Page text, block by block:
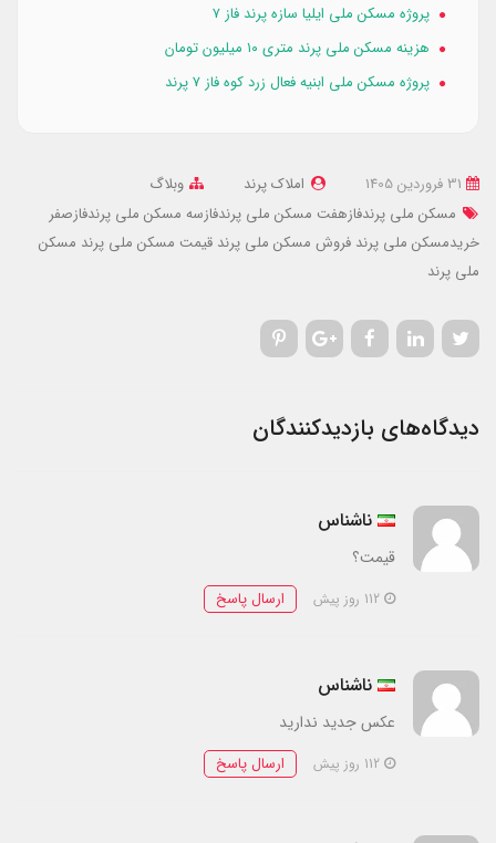
پروژه مسکن ملی ایلیا سازه پرند فاز ۷
هزینه مسکن ملی پرند متری ۱۰ میلیون تومان
پروژه مسکن ملی ابنیه فعال زرد کوه فاز 7 پرند
املاک پرند
وبلاگ
مسکن ملی پرندفازهفت مسکن ملی پرندفازسه مسکن ملی پرندفازصفر
خریدمسکن ملی پرند فروش مسکن ملی پرند قیمت مسکن ملی پرند مسکن
ملی پرند
دیدگاه‌های بازدیدکنندگان
ناشناس
قیمت؟
ارسال پاسخ
ناشناس
عکس جدید ندارید
ارسال پاسخ